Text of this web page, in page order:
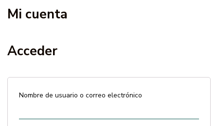
TRATAMIENTO CAPILAR
CUIDADO DE CASA
Mi cuenta
Acceder
Nombre de usuario o correo electrónico